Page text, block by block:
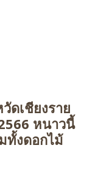
ดเชียงราย
หนาวนี้
ทั้งดอกไม้